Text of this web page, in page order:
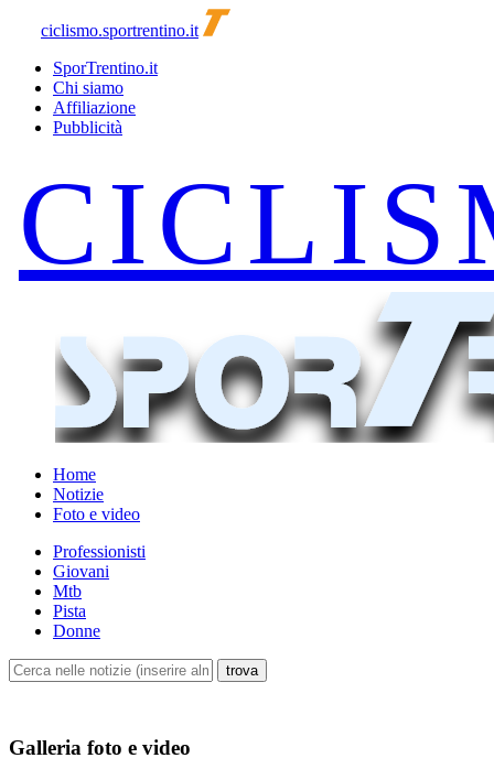
ciclismo.sportrentino.it
SporTrentino.it
Chi siamo
Affiliazione
Pubblicità
Home
Notizie
Foto e video
Professionisti
Giovani
Mtb
Pista
Donne
Galleria foto e video